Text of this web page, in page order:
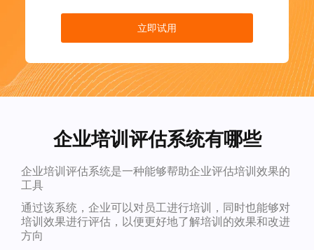
立即试用
企业培训评估系统有哪些
企业培训评估系统是一种能够帮助企业评估培训效果的
工具
通过该系统，企业可以对员工进行培训，同时也能够对
培训效果进行评估，以便更好地了解培训的效果和改进
方向